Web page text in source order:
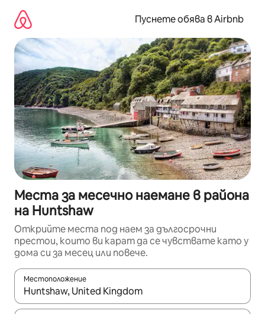
съдържанието
Пуснете обява в Airbnb
Места за месечно наемане в района
на Huntshaw
Открийте места под наем за дългосрочни
престои, които ви карат да се чувствате като у
дома си за месец или повече.
Местоположение
Когато резултатите се покажат, използвайте